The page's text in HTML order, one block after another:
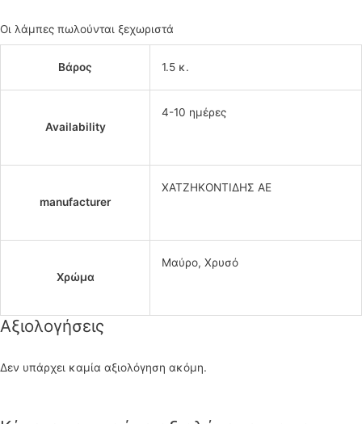
Οι λάμπες πωλούνται ξεχωριστά
Βάρος 1.5 κ.
Availability
4-10 ημέρες
manufacturer
ΧΑΤΖΗΚΟΝΤΙΔΗΣ ΑΕ
Χρώμα
Μαύρο, Χρυσό
Αξιολογήσεις
Δεν υπάρχει καμία αξιολόγηση ακόμη.